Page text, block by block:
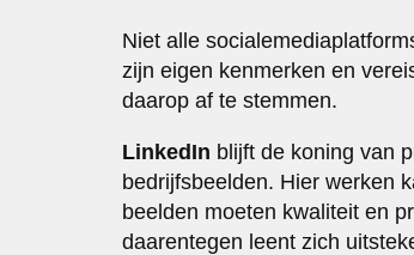
Niet alle
zijn eigen kenmerken en
daarop af te stemmen.
LinkedIn blijft de koning van
bedrijfsbeelden. Hier werken
beelden moeten kwaliteit en
daarentegen leent zich